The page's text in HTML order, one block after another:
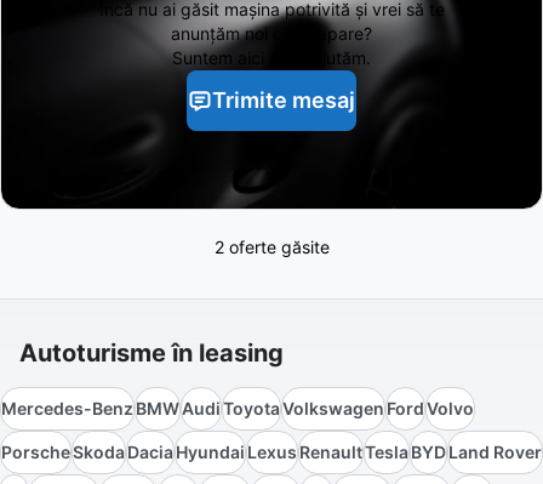
Încă nu ai găsitmașina potrivită și vrei să te
anunțăm noi când apare?
Suntem aici să te ajutăm.
Trimite mesaj
2 oferte găsite
Autoturisme în leasing
Mercedes-BenzBMWAudiToyotaVolkswagenFordVolvo
PorscheSkodaDaciaHyundaiLexusRenaultTeslaBYDLand Rover